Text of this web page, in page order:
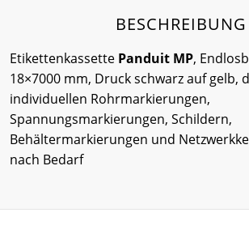
BESCHREIBUNG
Etikettenkassette Panduit MP,
18×7000 mm, Druck schwarz auf gelb,
individuellen Rohrmarkierungen,
Spannungsmarkierungen, Schildern,
Behältermarkierungen und
nach Bedarf